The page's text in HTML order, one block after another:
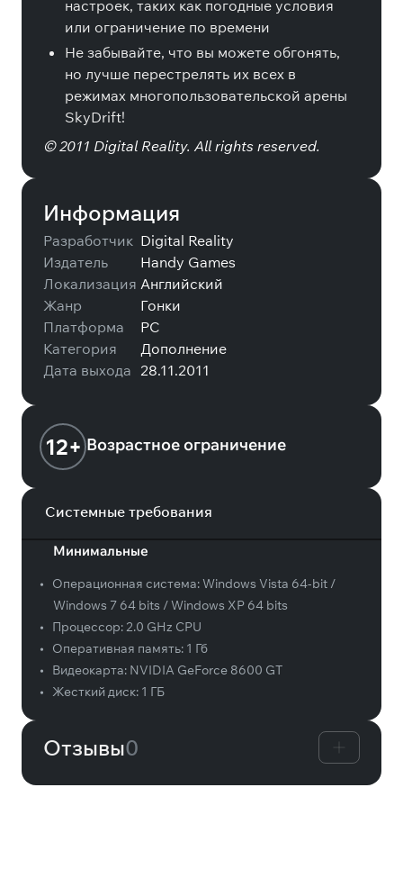
настроек, таких как погодные условия
или ограничение по времени
Не забывайте, что вы можете обгонять,
но лучше перестрелять их всех в
режимах многопользовательской арены
SkyDrift!
© 2011 Digital Reality. All rights reserved.
Информация
Разработчик Digital Reality
Издатель
Handy Games
Локализация Английский
Жанр
Гонки
Платформа
PC
Категория
Дополнение
Дата выхода 28.11.2011
12+ Возрастное ограничение
Системные требования
Минимальные
• Операционная система:Windows Vista 64-bit /
Windows 7 64 bits / Windows XP 64 bits
•
Процессор:2.0 GHz CPU
•
Оперативная память: 1 Гб
•
Видеокарта: NVIDIA GeForce 8600 GT
•
Жесткий диск: 1 ГБ
Отзывы0